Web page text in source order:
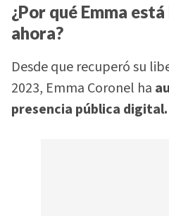
¿Por qué Emma
ahora?
Desde que recuperó su
2023, Emma Coronel ha
presencia pública digital.